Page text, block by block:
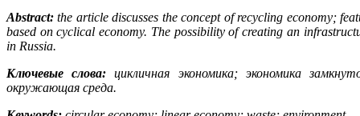
Abstract: the article discusses the concept of recycling economy;
based on cyclical economy. The possibility of creating an
in Russia.
Ключевые слова: цикличная экономика; экономика
окружающая среда.